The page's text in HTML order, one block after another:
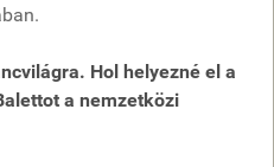
Hol helyezné el a
a nemzetközi